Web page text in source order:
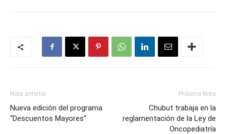
Nota anterior
Nueva edición del programa
“Descuentos Mayores”
Próxima Nota
Chubut trabaja en la
reglamentación de la Ley de
Oncopediatría